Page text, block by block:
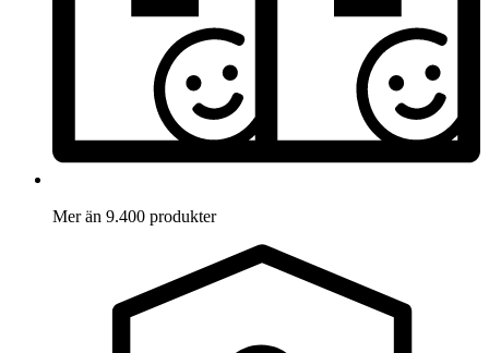
Mer än 9.400 produkter